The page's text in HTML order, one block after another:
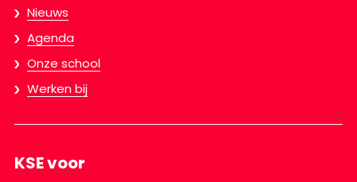
Nieuws
Agenda
Onze school
Werken bij
KSE voor